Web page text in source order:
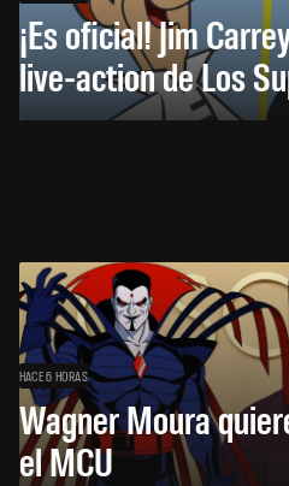
¡Es oficial! Jim
live-action de Los
HACE 6 HORAS
Wagner Moura
el MCU